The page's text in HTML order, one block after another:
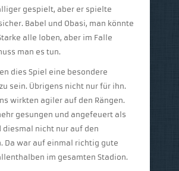
gespielt, aber er spielte
Babel und Obasi, man könnte
alle loben, aber im Falle
man es tun.
dies Spiel eine besondere
sein. Übrigens nicht nur für ihn.
wirkten agiler auf den Rängen.
gesungen und angefeuert als
diesmal nicht nur auf den
Da war auf einmal richtig gute
im gesamten Stadion.